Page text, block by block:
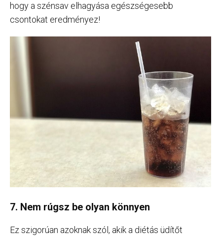
hogy a szénsav elhagyása egészségesebb
csontokat eredményez!
7. Nem rúgsz be olyan könnyen
Ez szigorúan azoknak szól, akik a diétás üdítőt